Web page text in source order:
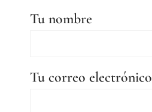
Tu nombre
Tu correo electrónico